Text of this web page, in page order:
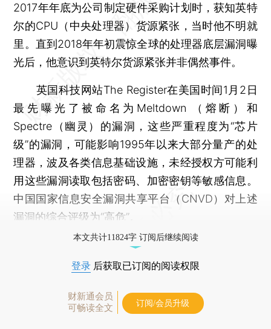
2017年年底为公司制定硬件采购计划时，获知英特
尔的CPU（中央处理器）货源紧张，当时他不明就
里。直到2018年年初震惊全球的处理器底层漏洞曝
光后，他意识到英特尔货源紧张并非偶然事件。
英国科技网站The Register在美国时间1月2日
最先曝光了被命名为Meltdown （熔断）和
Spectre（幽灵）的漏洞，这些严重程度为“芯片
级”的漏洞，可能影响1995年以来大部分量产的处
理器，波及各类信息基础设施，未经授权方可能利
用这些漏洞读取包括密码、加密密钥等敏感信息。
中国国家信息安全漏洞共享平台（CNVD）对上述
漏洞的综合评级为“高危”。
本文共计11824字 订阅后继续阅读
登录 后获取已订阅的阅读权限
财新通会员
可畅读全文
订阅/会员升级